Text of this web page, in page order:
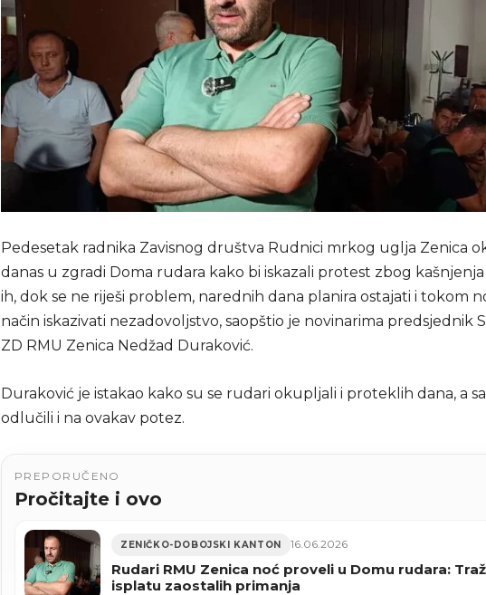
Pedesetak radnika Zavisnog društva Rudnici mrkog uglja Zenica
danas u zgradi Doma rudara kako bi iskazali protest zbog
ih, dok se ne riješi problem, narednih dana planira ostajati i tokom
način iskazivati nezadovoljstvo, saopštio je novinarima predsjednik
ZD RMU Zenica Nedžad Duraković.
Duraković je istakao kako su se rudari okupljali i proteklih dana, a
odlučili i na ovakav potez.
PREPORUČENO
Pročitajte i ovo
ZENIČKO-DOBOJSKI KANTON 16.06.2026
Rudari RMU Zenica noć proveli u Domu rudara:
isplatu zaostalih primanja